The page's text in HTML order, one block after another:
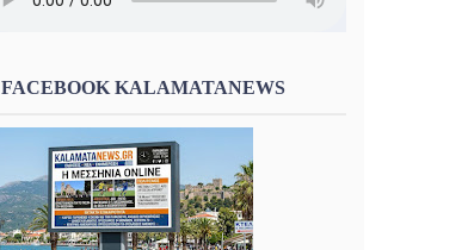
FACEBOOK KALAMATANEWS